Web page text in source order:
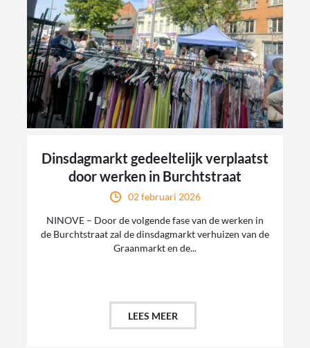
Dinsdagmarkt gedeeltelijk verplaatst
door werken in Burchtstraat
02 februari 2026
NINOVE – Door de volgende fase van de werken in
de Burchtstraat zal de dinsdagmarkt verhuizen van de
Graanmarkt en de...
LEES MEER